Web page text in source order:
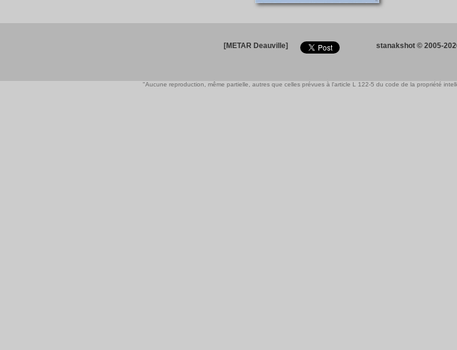
[METAR Deauville] stanakshot © 2005-
"Aucune reproduction, même partielle, autres que celles prévues à l'article L 122-5 du code de la propriété